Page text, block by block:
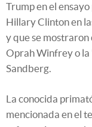
Trump en el
Hillary Clinton en
y que se
Oprah Winfrey o la
Sandberg.
La conocida
mencionada en el